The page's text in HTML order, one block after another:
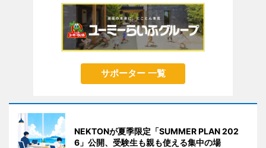
サポーター 一覧
NEKTONが夏季限定「SUMMER PLAN 202
6」公開、受験生も親も使える集中の場